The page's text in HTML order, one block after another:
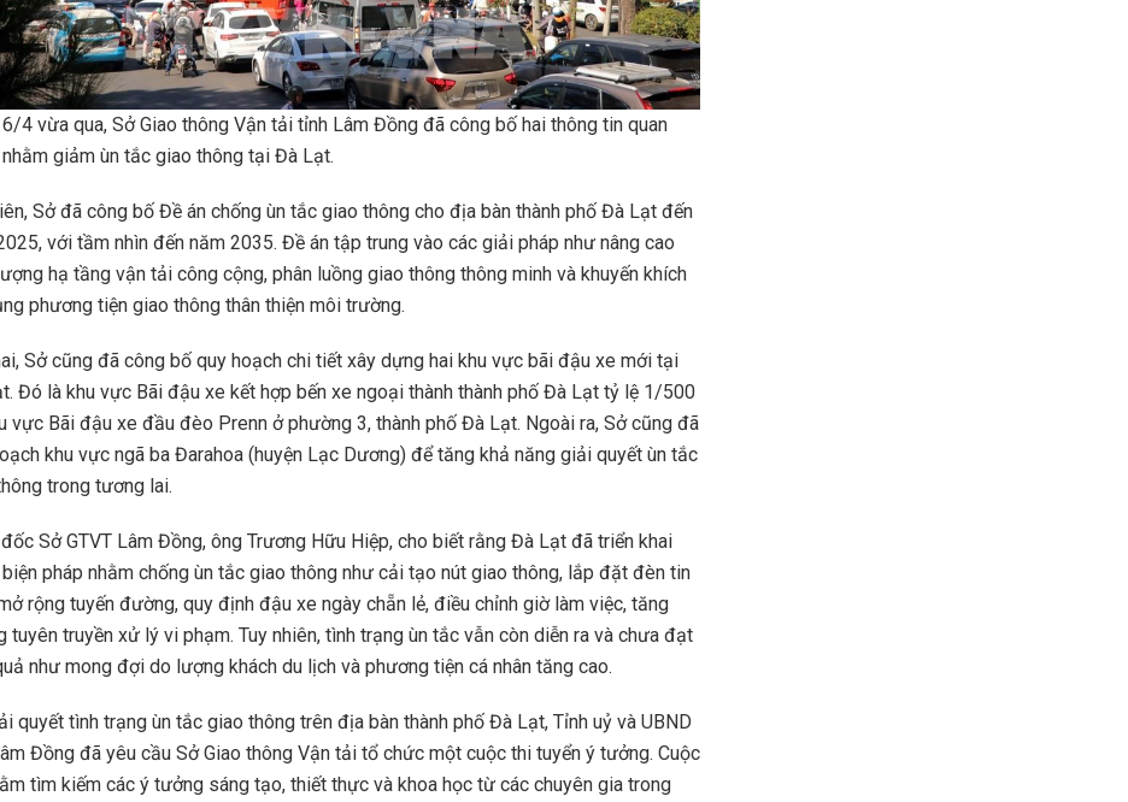
4 vừa qua, Sở Giao thông Vận tải tỉnh Lâm Đồng đã công bố hai thông tin quan
giảm ùn tắc giao thông tại Đà Lạt.
Sở đã công bố Đề án chống ùn tắc giao thông cho địa bàn thành phố Đà Lạt đến
với tầm nhìn đến năm 2035. Đề án tập trung vào các giải pháp như nâng cao
hạ tầng vận tải công cộng, phân luồng giao thông thông minh và khuyến khích
phương tiện giao thông thân thiện môi trường.
Sở cũng đã công bố quy hoạch chi tiết xây dựng hai khu vực bãi đậu xe mới tại
Đó là khu vực Bãi đậu xe kết hợp bến xe ngoại thành thành phố Đà Lạt tỷ lệ 1/500
vực Bãi đậu xe đầu đèo Prenn ở phường 3, thành phố Đà Lạt. Ngoài ra, Sở cũng đã
khu vực ngã ba Đarahoa (huyện Lạc Dương) để tăng khả năng giải quyết ùn tắc
trong tương lai.
Sở GTVT Lâm Đồng, ông Trương Hữu Hiệp, cho biết rằng Đà Lạt đã triển khai
biện pháp nhằm chống ùn tắc giao thông như cải tạo nút giao thông, lắp đặt đèn tin
rộng tuyến đường, quy định đậu xe ngày chẵn lẻ, điều chỉnh giờ làm việc, tăng
tuyên truyền xử lý vi phạm. Tuy nhiên, tình trạng ùn tắc vẫn còn diễn ra và chưa đạt
như mong đợi do lượng khách du lịch và phương tiện cá nhân tăng cao.
quyết tình trạng ùn tắc giao thông trên địa bàn thành phố Đà Lạt, Tỉnh uỷ và UBND
Đồng đã yêu cầu Sở Giao thông Vận tải tổ chức một cuộc thi tuyển ý tưởng. Cuộc
tìm kiếm các ý tưởng sáng tạo, thiết thực và khoa học từ các chuyên gia trong